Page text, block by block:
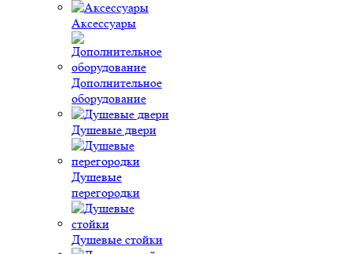
Аксессуары
Дополнительное
оборудование
Душевые двери
Душевые
перегородки
Душевые стойки